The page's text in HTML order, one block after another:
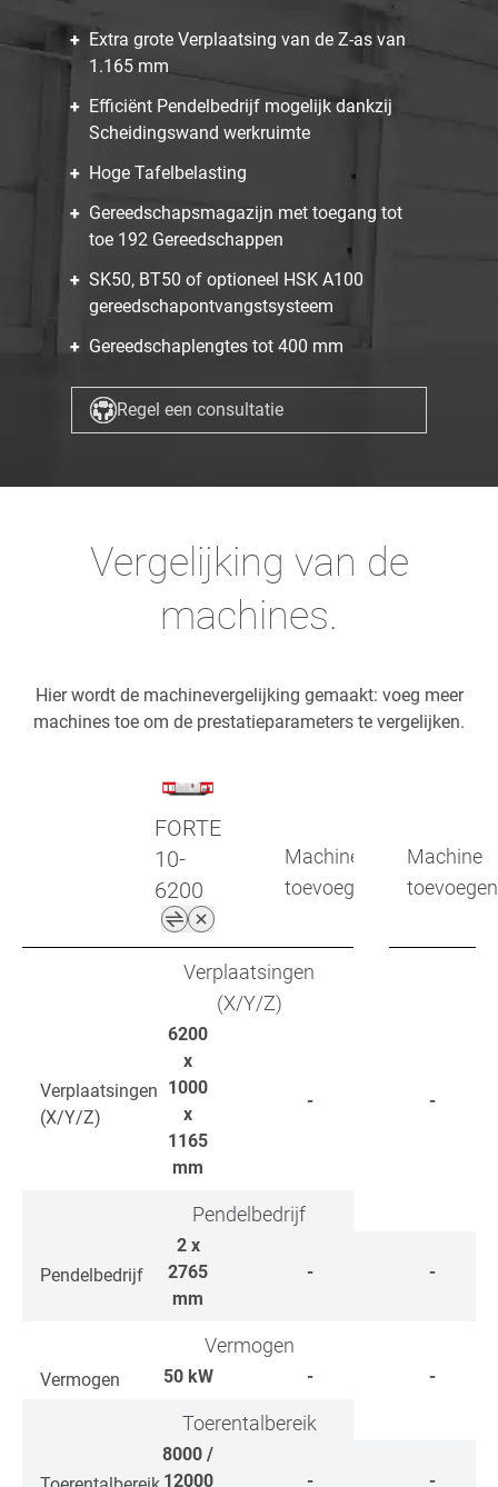
Extra grote Verplaatsing van de Z-as van
1.165 mm
Efficiënt Pendelbedrijf mogelijk dankzij
Scheidingswand werkruimte
Hoge Tafelbelasting
Gereedschapsmagazijn met toegang tot
toe 192 Gereedschappen
SK50, BT50 of optioneel HSK A100
gereedschapontvangstsysteem
Gereedschaplengtes tot 400 mm
Regel een consultatie
Vergelijking van de
machines.
Hier wordt de machinevergelijking gemaakt: voeg meer
machines toe om de prestatieparameters te vergelijken.
FORTE
10-
6200
Machine
toevoegen
Machine
toevoegen
Verplaatsingen
(X/Y/Z)
Verplaatsingen
(X/Y/Z)
6200
x
1000
x
1165
mm
- -
Pendelbedrijf
Pendelbedrijf
2 x
2765
mm
- -
Vermogen
Vermogen 50 kW - -
Toerentalbereik
8000 /
12000
- -